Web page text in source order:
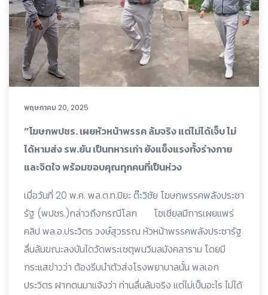
พฤษภาคม 20, 2025
”โฆษกพปชร.​ เผยหัวหน้าพรรค ล้มจริง แต่ไม่ได้เจ็บ ไม่
ได้หามส่ง รพ.ยัน เป็นทหารเก่า ยังแข็งแรงทั้งร่างกาย
และจิตใจ พร้อมขอบคุณทุกคนที่เป็นห่วง
เมื่อวันที่ 20 พ.ค. พล.ต.ท.ปิยะ ต๊ะวิชัย โฆษกพรรคพลังประชา
รัฐ (พปชร.)กล่าวถึงกรณีโลก โซเชียลมีการเผยแพร่
คลิป พล.อ.ประวิตร วงษ์สุวรรณ หัวหน้าพรรคพลังประชารัฐ
ลื่นล้มขณะลงบันไดวัดพระเชตุพนวิมลมังคลาราม โดยมี
กระแสข่าวว่า ต้องรีบนำตัวส่งโรงพยาบาลนั้น พลเอก
ประวิตร ฝากตนมาแจ้งว่า ท่านลื่นล้มจริง แต่ไม่เป็นอะไร ไม่ได้